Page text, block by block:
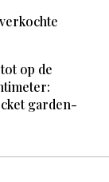
op de
garden-